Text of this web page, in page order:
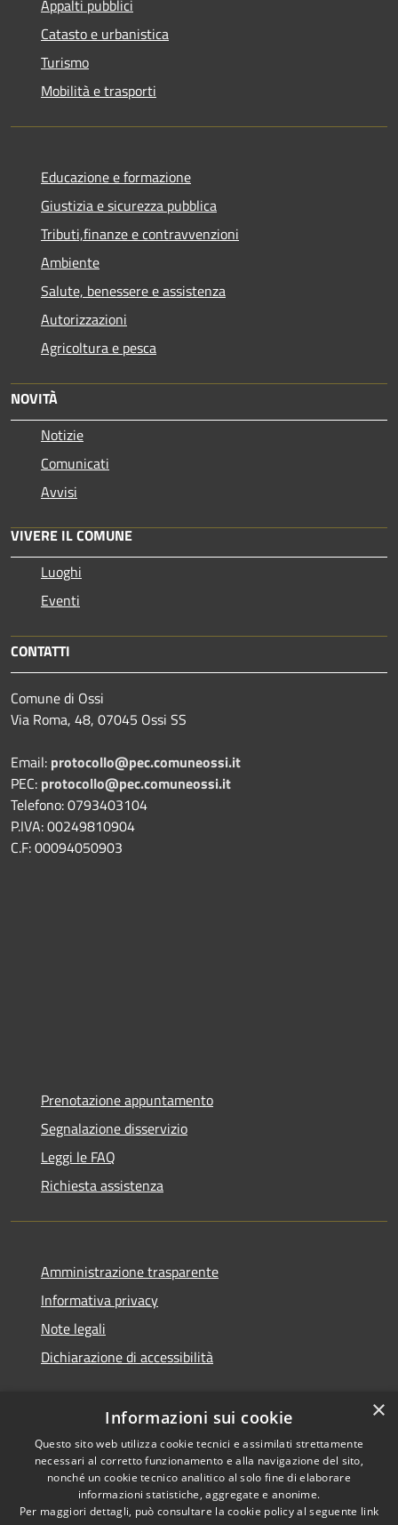
Appalti pubblici
Catasto e urbanistica
Turismo
Mobilità e trasporti
Educazione e formazione
Giustizia e sicurezza pubblica
Tributi,finanze e contravvenzioni
Ambiente
Salute, benessere e assistenza
Autorizzazioni
Agricoltura e pesca
NOVITÀ
Notizie
Comunicati
Avvisi
VIVERE IL COMUNE
Luoghi
Eventi
CONTATTI
Comune di Ossi
Via Roma, 48, 07045 Ossi SS
Email: protocollo@pec.comuneossi.it
PEC: protocollo@pec.comuneossi.it
Telefono: 0793403104
P.IVA: 00249810904
C.F: 00094050903
Prenotazione appuntamento
Segnalazione disservizio
Leggi le FAQ
Richiesta assistenza
Amministrazione trasparente
Informativa privacy
Note legali
Dichiarazione di accessibilità
RSS
Copyright © 2026 • Comune di
×
Informazioni sui cookie
Questo sito web utilizza cookie tecnici e assimilati strettamente
necessari al corretto funzionamento e alla navigazione del sito,
nonché un cookie tecnico analitico al solo fine di elaborare
informazioni statistiche, aggregate e anonime.
Per maggiori dettagli, può consultare la cookie policy al seguente link